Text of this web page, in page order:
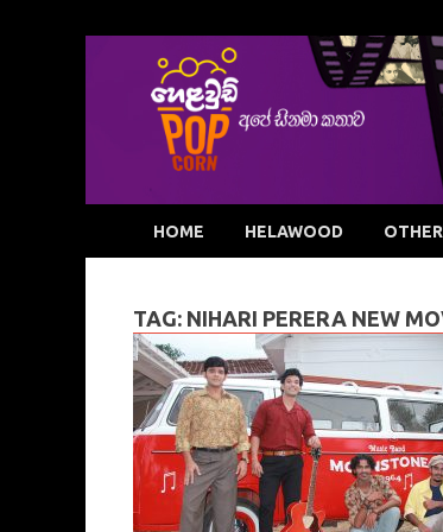
HOME HELAWOOD
TAG: NIHARI PERERA NEW